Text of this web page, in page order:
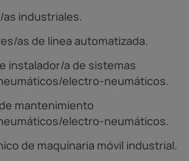
industriales.
as de línea automatizada.
instalador/a de sistemas
electro-neumáticos.
mantenimiento
electro-neumáticos.
de maquinaria móvil industrial.